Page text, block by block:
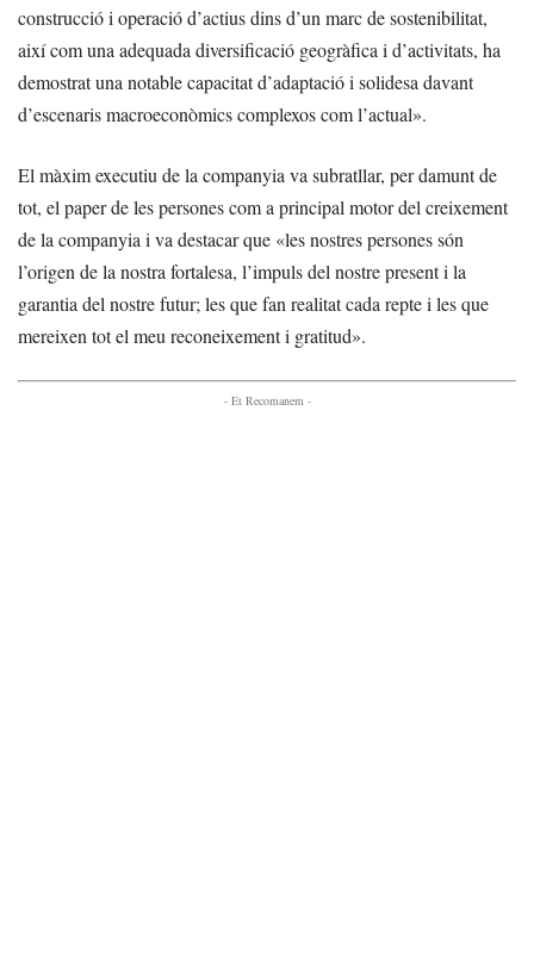
construcció i operació d’actius dins d’un marc de sostenibilitat,
així com una adequada diversificació geogràfica i d’activitats, ha
demostrat una notable capacitat d’adaptació i solidesa davant
d’escenaris macroeconòmics complexos com l’actual».
El màxim executiu de la companyia va subratllar, per damunt de
tot, el paper de les persones com a principal motor del creixement
de la companyia i va destacar que «les nostres persones són
l’origen de la nostra fortalesa, l’impuls del nostre present i la
garantia del nostre futur; les que fan realitat cada repte i les que
mereixen tot el meu reconeixement i gratitud».
- Et Recomanem -